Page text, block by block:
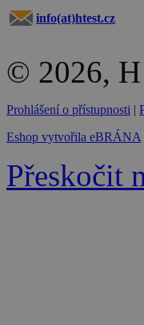
info(at)htest.cz
© 2026, H
Prohlášení o přístupnosti |
Eshop vytvořila eBRÁNA
Přeskočit